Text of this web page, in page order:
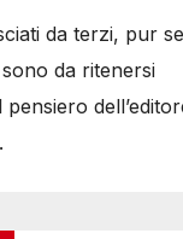
da terzi, pur se
da ritenersi